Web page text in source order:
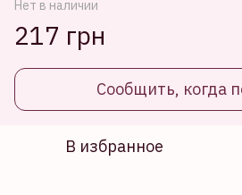
Нет в наличии
217 грн
Сообщить, когда
В избранное